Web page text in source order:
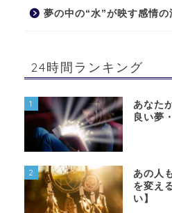
夢の中の“水”が映す感情の
24時間ランキング
1
あなた
良い夢
2
あの人
を変え
い】